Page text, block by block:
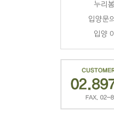
누리
입양문
입양